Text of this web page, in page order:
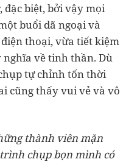
đặc biệt, bởi vậy mọi
buổi dã ngoại và
thoại, vừa tiết kiệm
về tinh thần. Dù
tự chỉnh tốn thời
cũng thấy vui vẻ và vô
thành viên mặn
chụp bọn mình có